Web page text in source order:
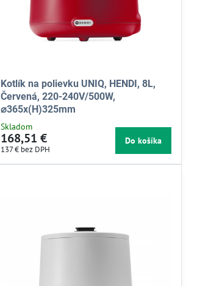
Kotlík na polievku UNIQ, HENDI, 8L,
Červená, 220-240V/500W,
⌀365x(H)325mm
Skladom
168,51 €
137 € bez DPH
Do košíka